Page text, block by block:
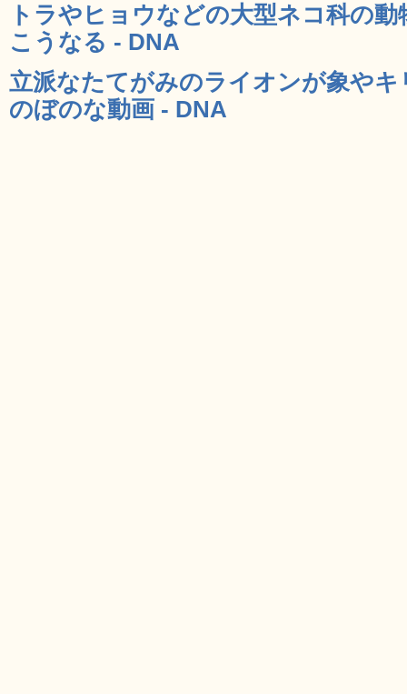
トラやヒョウなどの大型ネコ科の
こうなる - DNA
立派なたてがみのライオンが象や
のぼのな動画 - DNA